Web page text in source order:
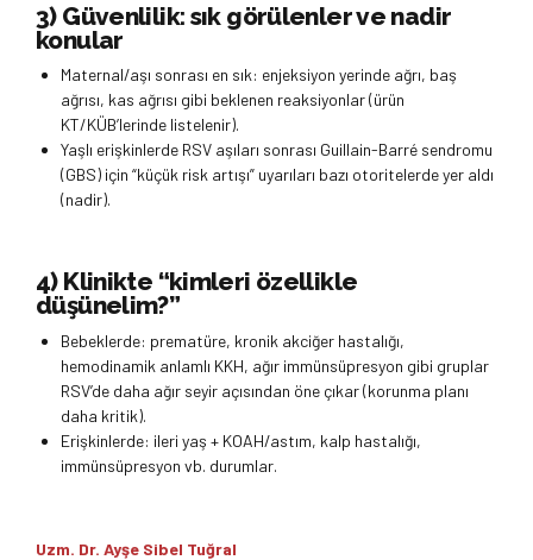
3) Güvenlilik: sık görülenler ve nadir
konular
Maternal/aşı sonrası en sık: enjeksiyon yerinde ağrı, baş
ağrısı, kas ağrısı gibi beklenen reaksiyonlar (ürün
KT/KÜB’lerinde listelenir).
Yaşlı erişkinlerde RSV aşıları sonrası Guillain-Barré sendromu
(GBS) için “küçük risk artışı” uyarıları bazı otoritelerde yer aldı
(nadir).
4) Klinikte “kimleri özellikle
düşünelim?”
Bebeklerde: prematüre, kronik akciğer hastalığı,
hemodinamik anlamlı KKH, ağır immünsüpresyon gibi gruplar
RSV’de daha ağır seyir açısından öne çıkar (korunma planı
daha kritik).
Erişkinlerde: ileri yaş + KOAH/astım, kalp hastalığı,
immünsüpresyon vb. durumlar.
Uzm. Dr. Ayşe Sibel Tuğral